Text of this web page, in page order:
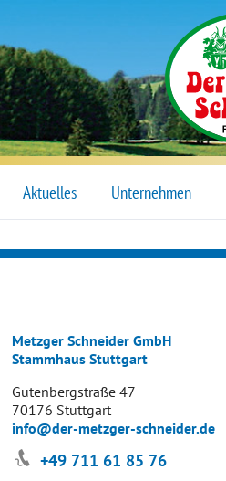
Aktuelles Unternehmen
Metzger Schneider GmbH
Stammhaus Stuttgart
Gutenbergstraße 47
70176 Stuttgart
info@der-metzger-schneider.de
+49 711 61 85 76